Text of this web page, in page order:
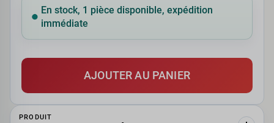
En stock, 1 pièce disponible, expédition
immédiate
AJOUTER AU PANIER
PRODUIT